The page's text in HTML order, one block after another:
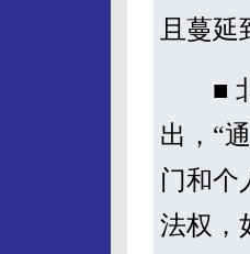
且蔓
■ 北
出，“
门和个
法权，